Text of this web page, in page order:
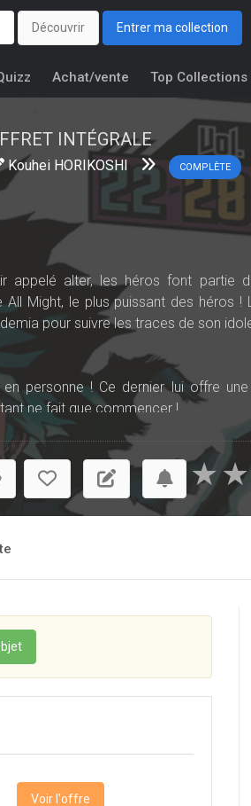
Découvrir Entrer ma collection
Achat/vente Top Collections
INTÉGRALE
Kouhei HORIKOSHI COMPLÈTE
appelé alter, les héros font partie
Might, le plus puissant des héros !
pour suivre les traces de son
personne ! Ce dernier lui offre
ne fait que commencer !
★
★
Voir l'offre